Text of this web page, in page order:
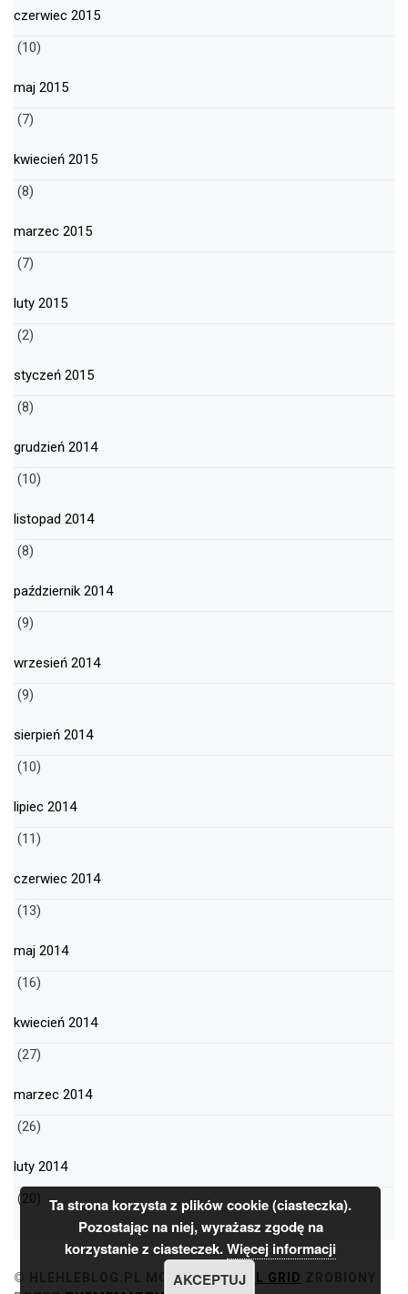
czerwiec 2015
(10)
maj 2015
(7)
kwiecień 2015
(8)
marzec 2015
(7)
luty 2015
(2)
styczeń 2015
(8)
grudzień 2014
(10)
listopad 2014
(8)
październik 2014
(9)
wrzesień 2014
(9)
sierpień 2014
(10)
lipiec 2014
(11)
czerwiec 2014
(13)
maj 2014
(16)
kwiecień 2014
(27)
marzec 2014
(26)
luty 2014
(20)
© HLEHLEBLOG.PL MOTYWMINIMAL GRID
Ta strona korzysta z plików cookie (ciasteczka).
Pozostając na niej, wyrażasz zgodę na
korzystanie z ciasteczek.Więcej informacji
AKCEPTUJ